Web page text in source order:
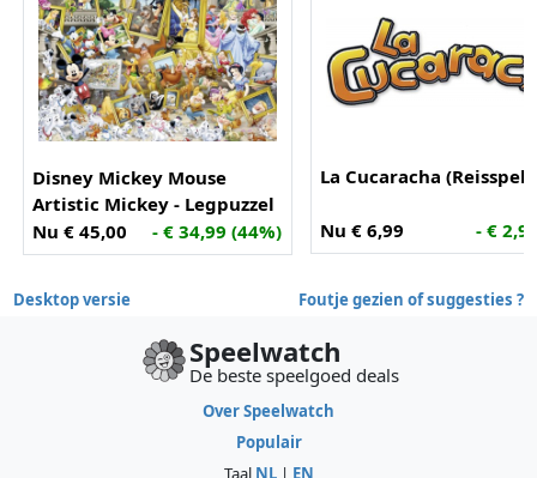
Disney Mickey Mouse
Artistic Mickey - Legpuzzel
- 5000 stukjes
Nu € 45,00 - € 34,99 (44%)
La Cucaracha (Reisspel)
Nu € 6,99 - €
Desktop versie Foutje gezien of suggesties ?
Speelwatch
De beste speelgoed deals
Over Speelwatch
Populair
Taal NL| EN